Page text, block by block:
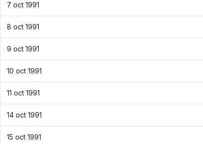
7 oct 1991
8 oct 1991
9 oct 1991
10 oct 1991
11 oct 1991
14 oct 1991
15 oct 1991